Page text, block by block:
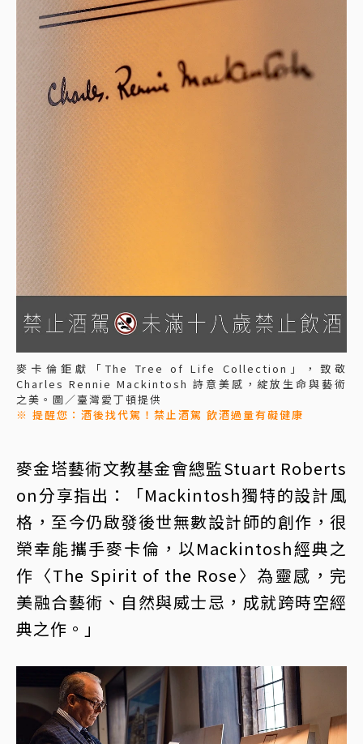
麥卡倫鉅獻「The Tree of Life Collection」，致敬
Charles Rennie Mackintosh 詩意美感，綻放生命與藝術
之美。圖／臺灣愛丁頓提供
※ 提醒您：酒後找代駕！禁止酒駕 飲酒過量有礙健康
麥金塔藝術文教基金會總監Stuart Roberts
on分享指出：「Mackintosh獨特的設計風
格，至今仍啟發後世無數設計師的創作，很
榮幸能攜手麥卡倫，以Mackintosh經典之
作〈The Spirit of the Rose〉為靈感，完
美融合藝術、自然與威士忌，成就跨時空經
典之作。」